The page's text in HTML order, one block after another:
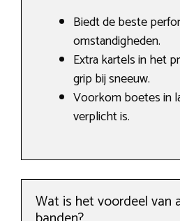
Biedt de beste
omstandigheden.
Extra kartels in het
grip bij sneeuw.
Voorkom boetes in
verplicht is.
Wat is het voordeel van